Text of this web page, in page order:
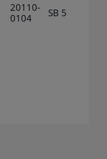
20110-
0104
SB 5